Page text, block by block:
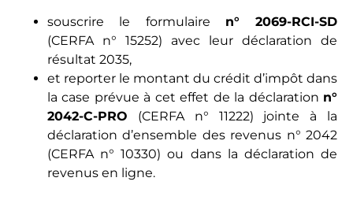
souscrire le formulaire n° 2069-RCI-SD
(CERFA n° 15252) avec leur déclaration de
résultat 2035,
et reporter le montant du crédit d’impôt dans
la case prévue à cet effet de la déclaration n°
2042-C-PRO (CERFA n° 11222) jointe à la
déclaration d’ensemble des revenus n° 2042
(CERFA n° 10330) ou dans la déclaration de
revenus en ligne.